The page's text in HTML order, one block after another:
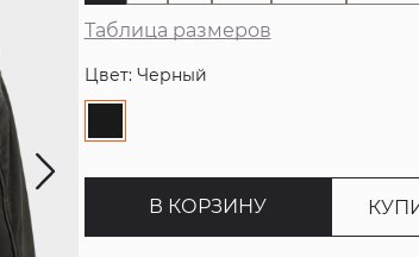
Таблица размеров
Цвет: Черный
В КОРЗИНУ